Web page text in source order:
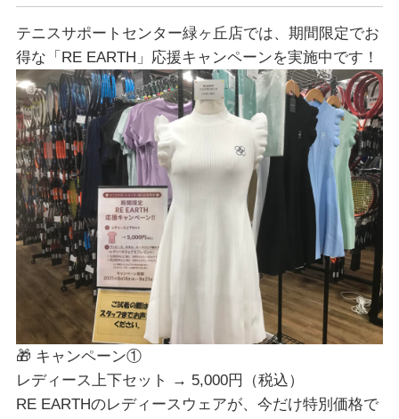
テニスサポートセンター緑ヶ丘店では、期間限定でお
得な「RE EARTH」応援キャンペーンを実施中です！
🎁 キャンペーン①
レディース上下セット → 5,000円（税込）
RE EARTHのレディースウェアが、今だけ特別価格で